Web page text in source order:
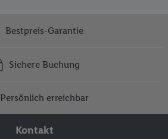
Bestpreis-Garantie
Sichere Buchung
Persönlich erreichbar
Kontakt